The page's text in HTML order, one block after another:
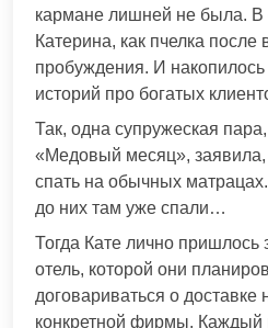
кармане лишней не была. В
Катерина, как пчелка после
пробуждения. И
историй про богатых
Так, одна супружеская
«Медовый месяц», заявила,
спать на обычных
до них там уже спали…
Тогда Кате лично пришлось
отель, которой они
договариваться о
конкретной фирмы. Каждый